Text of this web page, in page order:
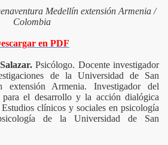
Medellín extensión Armenia /
Colombia
en PDF
Psicólogo. Docente investigador
de la Universidad de San
extensión Armenia. Investigador del
el desarrollo y la acción dialógica
clínicos y sociales en psicología
de la Universidad de San